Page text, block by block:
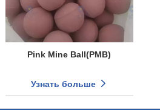
Pink Mine Ball(PMB)
Узнать больше